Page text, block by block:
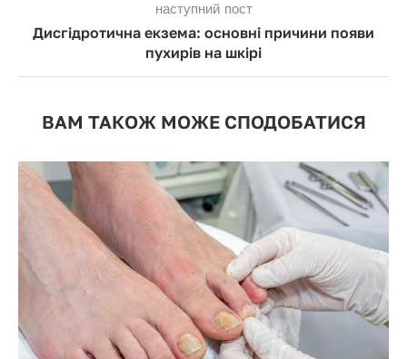
наступний пост
Дисгідротична екзема: основні причини появи
пухирів на шкірі
ВАМ ТАКОЖ МОЖЕ СПОДОБАТИСЯ